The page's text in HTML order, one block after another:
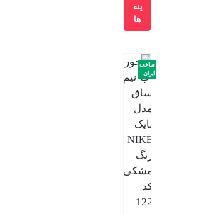
ینه
ها
ساخت
ایران